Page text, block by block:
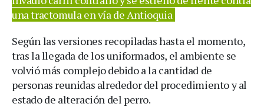
una tractomula en vía de Antioquia
Según las versiones recopiladas hasta el momento,
tras la llegada de los uniformados, el ambiente se
volvió más complejo debido a la cantidad de
personas reunidas alrededor del procedimiento y al
estado de alteración del perro.